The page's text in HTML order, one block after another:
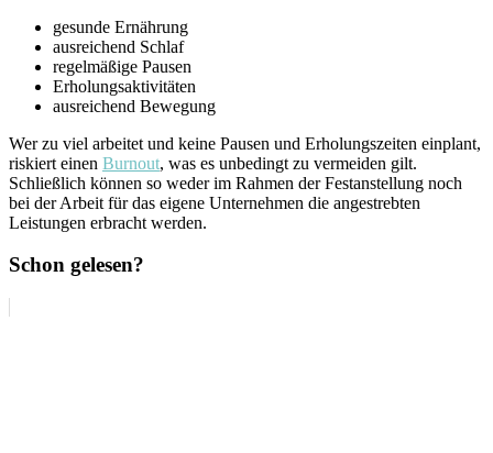
gesunde Ernährung
ausreichend Schlaf
regelmäßige Pausen
Erholungsaktivitäten
ausreichend Bewegung
Wer zu viel arbeitet und keine Pausen und Erholungszeiten einplant,
riskiert einen Burnout, was es unbedingt zu vermeiden gilt.
Schließlich können so weder im Rahmen der Festanstellung noch
bei der Arbeit für das eigene Unternehmen die angestrebten
Leistungen erbracht werden.
Schon gelesen?